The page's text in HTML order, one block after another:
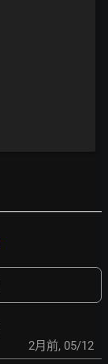
2月前, 05/12